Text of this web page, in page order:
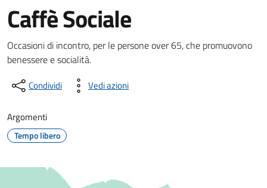
Caffè Sociale
Dettagli della notizia
Occasioni di incontro, per le persone over 65, che promuovono
benessere e socialità.
Condividi Vedi azioni
Argomenti
Tempo libero